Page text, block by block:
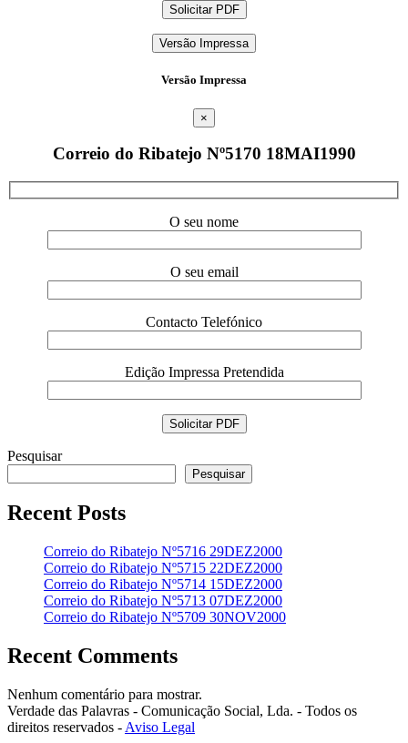
Versão Impressa
Versão Impressa
×
Correio do Ribatejo Nº5170 18MAI1990
O seu nome
O seu email
Contacto Telefónico
Edição Impressa Pretendida
Pesquisar
Pesquisar
Recent Posts
Correio do Ribatejo Nº5716 29DEZ2000
Correio do Ribatejo Nº5715 22DEZ2000
Correio do Ribatejo Nº5714 15DEZ2000
Correio do Ribatejo Nº5713 07DEZ2000
Correio do Ribatejo Nº5709 30NOV2000
Recent Comments
Nenhum comentário para mostrar.
Verdade das Palavras - Comunicação Social, Lda. - Todos os
direitos reservados - Aviso Legal